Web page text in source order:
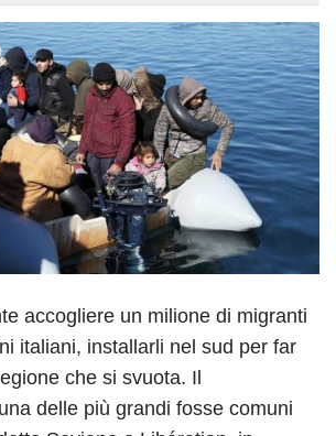
accogliere un milione di migranti
italiani, installarli nel sud per far
che si svuota. Il
delle più grandi fosse comuni